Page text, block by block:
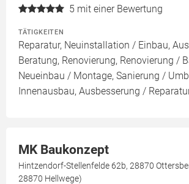
5 mit einer Bewertung
TÄTIGKEITEN
Reparatur, Neuinstallation / Einbau,
Beratung, Renovierung, Renovierung /
Neueinbau / Montage, Sanierung /
Innenausbau, Ausbesserung /
MK Baukonzept
Hintzendorf-Stellenfelde 62b, 28870
28870 Hellwege)